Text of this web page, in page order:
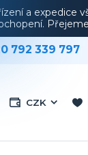
a expedice
CZK
792 339 797